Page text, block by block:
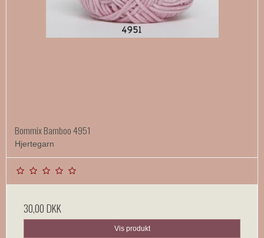
Bommix Bamboo 4951
Hjertegarn
30,00 DKK
Vis produkt